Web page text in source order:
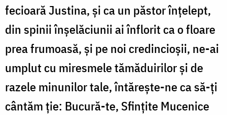
fecioară Justina, și ca un păstor înțelept,
din spinii înșelăciunii ai înflorit ca o floare
prea frumoasă, și pe noi credincioșii, ne-ai
umplut cu miresmele tămăduirilor și de
razele minunilor tale, întărește-ne ca să-ți
cântăm ție: Bucură-te, Sfințite Mucenice